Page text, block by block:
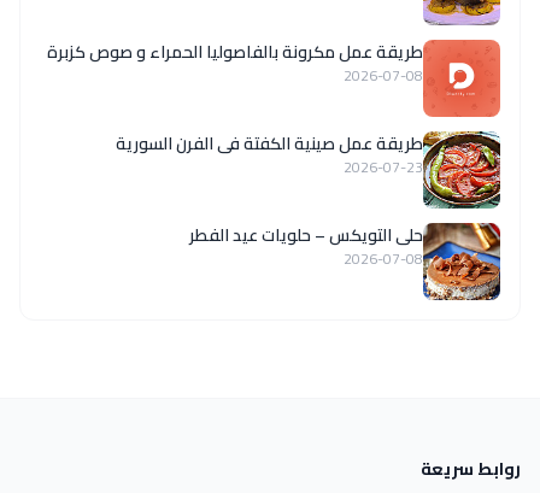
طريقة عمل مكرونة بالفاصوليا الحمراء و صوص كزبرة
2026-07-08
طريقة عمل صينية الكفتة فى الفرن السورية
2026-07-23
حلى التويكس – حلويات عيد الفطر
2026-07-08
روابط سريعة